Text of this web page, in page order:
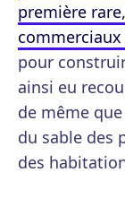
première
pour
ainsi eu
de même
du sable des
des